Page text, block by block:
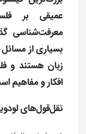
عمیقی بر
معرفت‌شناسی
بسیاری از
زبان هستند و
افکار و مفاهیم
نقل‌قول‌های